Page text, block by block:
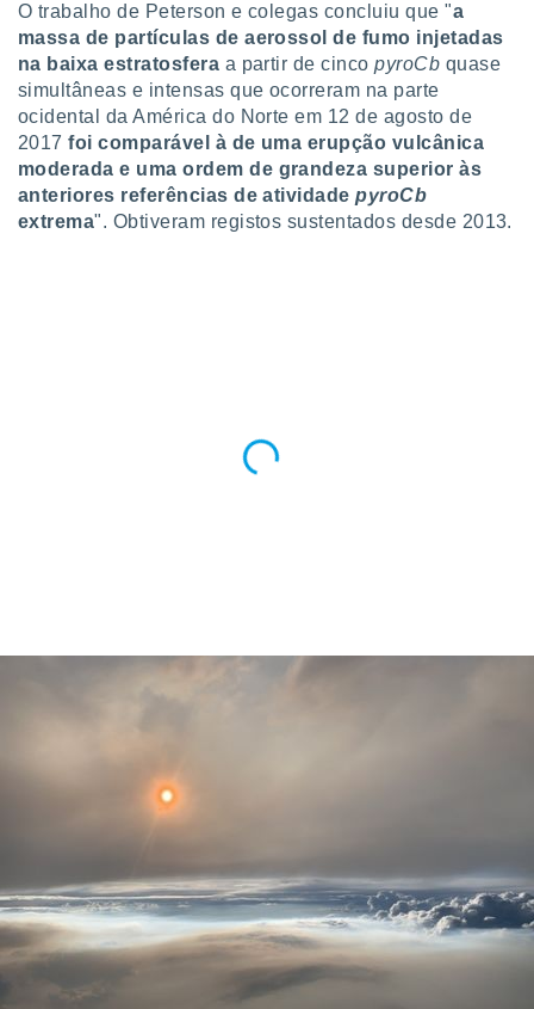
O trabalho de Peterson e colegas concluiu que "a
massa de partículas de aerossol de fumo injetadas
na baixa estratosfera a partir de cincopyroCb quase
simultâneas e intensas que ocorreram na parte
ocidental da América do Norte em 12 de agosto de
2017foi comparável à de uma erupção vulcânica
moderada e uma ordem de grandeza superior às
anteriores referências de atividadepyroCb
extrema". Obtiveram registos sustentados desde 2013.